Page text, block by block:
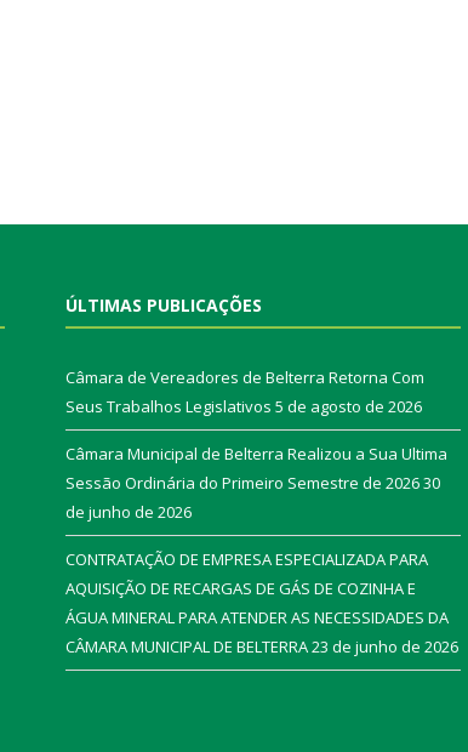
ÚLTIMAS PUBLICAÇÕES
Câmara de Vereadores de Belterra Retorna Com
Seus Trabalhos Legislativos 5 de agosto de 2026
Câmara Municipal de Belterra Realizou a Sua Ultima
Sessão Ordinária do Primeiro Semestre de 202630
de junho de 2026
CONTRATAÇÃO DE EMPRESA ESPECIALIZADA PARA
AQUISIÇÃO DE RECARGAS DE GÁS DE COZINHA E
ÁGUA MINERAL PARA ATENDER AS NECESSIDADES DA
CÂMARA MUNICIPAL DE BELTERRA23 de junho de 2026